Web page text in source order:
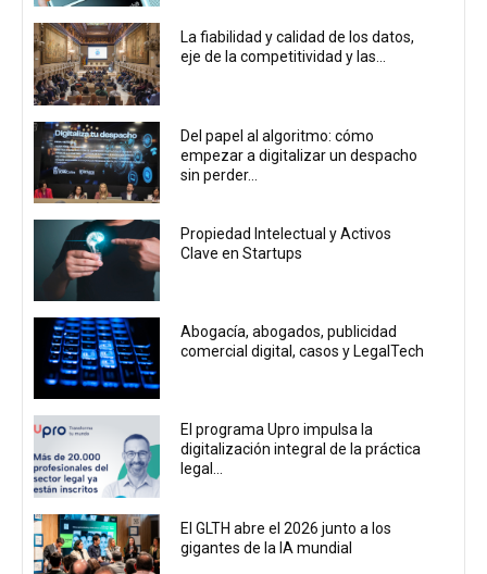
La fiabilidad y calidad de los datos,
eje de la competitividad y las...
Del papel al algoritmo: cómo
empezar a digitalizar un despacho
sin perder...
Propiedad Intelectual y Activos
Clave en Startups
Abogacía, abogados, publicidad
comercial digital, casos y LegalTech
El programa Upro impulsa la
digitalización integral de la práctica
legal...
El GLTH abre el 2026 junto a los
gigantes de la IA mundial